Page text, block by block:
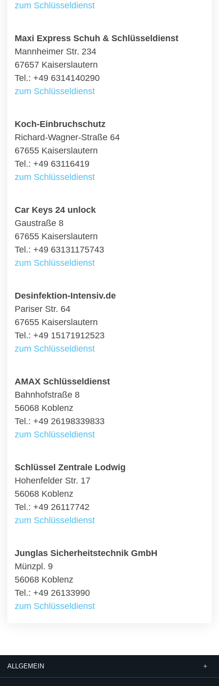
zum Schlüsseldienst
Maxi Express Schuh & Schlüsseldienst
Mannheimer Str. 234
67657 Kaiserslautern
Tel.: +49 6314140290
zum Schlüsseldienst
Koch-Einbruchschutz
Richard-Wagner-Straße 64
67655 Kaiserslautern
Tel.: +49 63116419
zum Schlüsseldienst
Car Keys 24 unlock
Gaustraße 8
67655 Kaiserslautern
Tel.: +49 63131175743
zum Schlüsseldienst
Desinfektion-Intensiv.de
Pariser Str. 64
67655 Kaiserslautern
Tel.: +49 15171912523
zum Schlüsseldienst
AMAX Schlüsseldienst
Bahnhofstraße 8
56068 Koblenz
Tel.: +49 26198339833
zum Schlüsseldienst
Schlüssel Zentrale Lodwig
Hohenfelder Str. 17
56068 Koblenz
Tel.: +49 26117742
zum Schlüsseldienst
Junglas Sicherheitstechnik GmbH
Münzpl. 9
56068 Koblenz
Tel.: +49 26133990
zum Schlüsseldienst
ALLGEMEIN